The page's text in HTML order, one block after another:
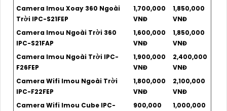
Camera Imou Xoay 360 Ngoài
Trời IPC-S21FEP
1,700,000
VNĐ
1,850,000
VNĐ
Camera Imou Ngoài Trời 360
IPC-S21FAP
1,600,000
VNĐ
1,850,000
VNĐ
Camera Imou Ngoài Trời IPC-
F26FEP
1,900,000
VNĐ
2,400,000
VNĐ
Camera Wifi Imou Ngoài Trời
IPC-F22FEP
1,800,000
VNĐ
2,100,000
VNĐ
Camera Wifi Imou Cube IPC-
900,000
1,000,000